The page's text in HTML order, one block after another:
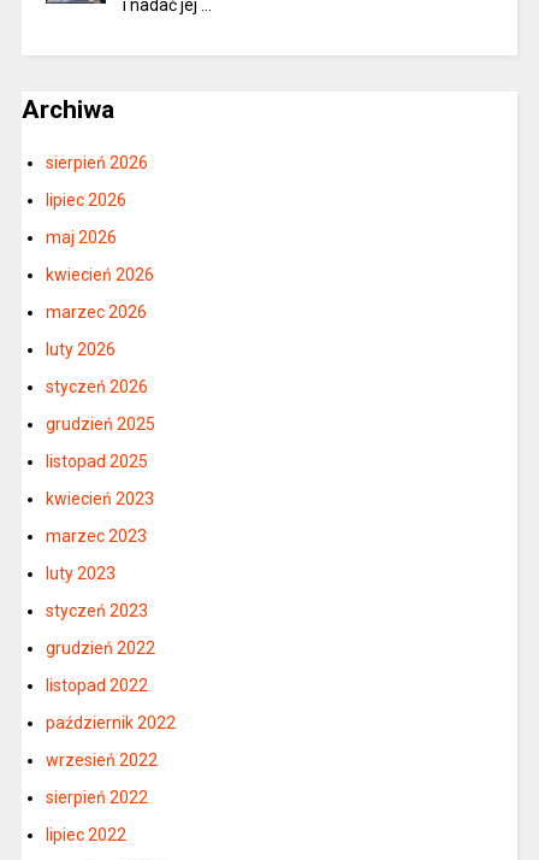
i nadać jej …
Archiwa
sierpień 2026
lipiec 2026
maj 2026
kwiecień 2026
marzec 2026
luty 2026
styczeń 2026
grudzień 2025
listopad 2025
kwiecień 2023
marzec 2023
luty 2023
styczeń 2023
grudzień 2022
listopad 2022
październik 2022
wrzesień 2022
sierpień 2022
lipiec 2022